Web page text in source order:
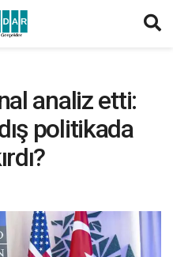
analiz etti:
politikada